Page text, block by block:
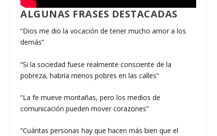
ALGUNAS FRASES DESTACADAS
“Dios me dio la vocación de tener mucho amor a los
demás”
“Si la sociedad fuese realmente consciente de la
pobreza, habría menos pobres en las calles”
“La fe mueve montañas, pero los medios de
comunicación pueden mover corazones”
“Cuántas personas hay que hacen más bien que el